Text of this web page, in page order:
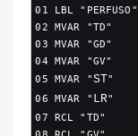
01 LBL "PERFUSO"
02 MVAR "TD"
03 MVAR "GD"
04 MVAR "GV"
05 MVAR "ST"
06 MVAR " LR"
07 RCL "TD"